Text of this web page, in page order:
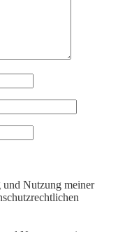
und Nutzung meiner